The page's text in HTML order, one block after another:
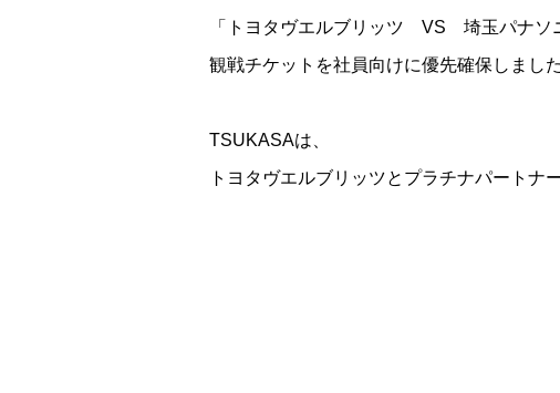
「トヨタヴエルブリッツ VS 埼玉パナ
観戦チケットを社員向けに優先確保しました
TSUKASAは、
トヨタヴエルブリッツとプラチナパートナ